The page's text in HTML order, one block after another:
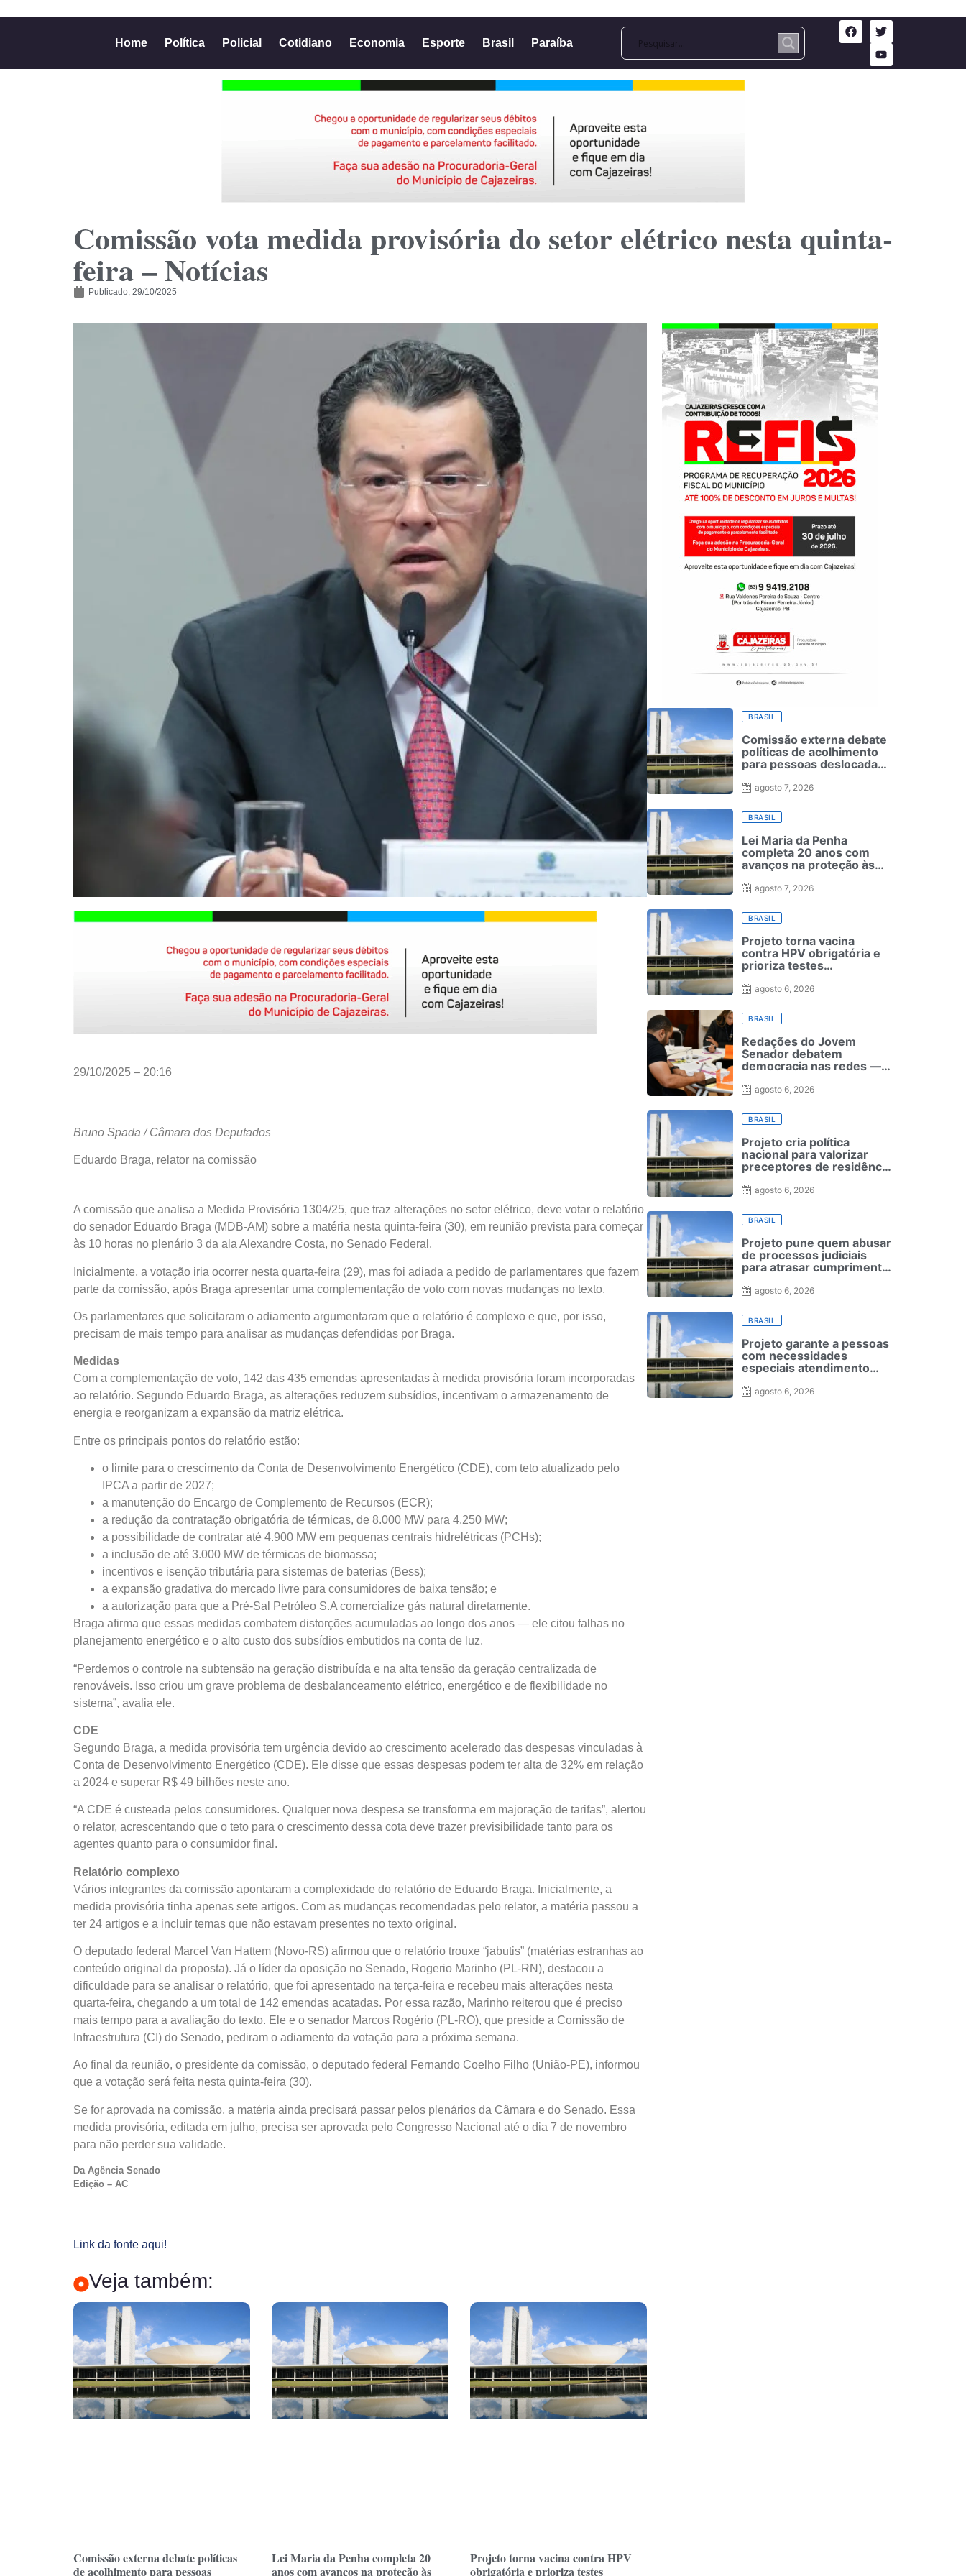
Home Política Policial Cotidiano Economia Esporte Brasil Paraíba
Comissão vota medida provisória do setor elétrico nesta quinta-
feira – Notícias
Publicado, 29/10/2025
29/10/2025 – 20:16
Bruno Spada / Câmara dos Deputados
Eduardo Braga, relator na comissão
A comissão que analisa a Medida Provisória 1304/25, que traz alterações no setor elétrico, deve votar o relatório
do senador Eduardo Braga (MDB-AM) sobre a matéria nesta quinta-feira (30), em reunião prevista para começar
às 10 horas no plenário 3 da ala Alexandre Costa, no Senado Federal.
Inicialmente, a votação iria ocorrer nesta quarta-feira (29), mas foi adiada a pedido de parlamentares que fazem
parte da comissão, após Braga apresentar uma complementação de voto com novas mudanças no texto.
Os parlamentares que solicitaram o adiamento argumentaram que o relatório é complexo e que, por isso,
precisam de mais tempo para analisar as mudanças defendidas por Braga.
Medidas
Com a complementação de voto, 142 das 435 emendas apresentadas à medida provisória foram incorporadas
ao relatório. Segundo Eduardo Braga, as alterações reduzem subsídios, incentivam o armazenamento de
energia e reorganizam a expansão da matriz elétrica.
Entre os principais pontos do relatório estão:
o limite para o crescimento da Conta de Desenvolvimento Energético (CDE), com teto atualizado pelo
IPCA a partir de 2027;
a manutenção do Encargo de Complemento de Recursos (ECR);
a redução da contratação obrigatória de térmicas, de 8.000 MW para 4.250 MW;
a possibilidade de contratar até 4.900 MW em pequenas centrais hidrelétricas (PCHs);
a inclusão de até 3.000 MW de térmicas de biomassa;
incentivos e isenção tributária para sistemas de baterias (Bess);
a expansão gradativa do mercado livre para consumidores de baixa tensão; e
a autorização para que a Pré-Sal Petróleo S.A comercialize gás natural diretamente.
Braga afirma que essas medidas combatem distorções acumuladas ao longo dos anos — ele citou falhas no
planejamento energético e o alto custo dos subsídios embutidos na conta de luz.
“Perdemos o controle na subtensão na geração distribuída e na alta tensão da geração centralizada de
renováveis. Isso criou um grave problema de desbalanceamento elétrico, energético e de flexibilidade no
sistema”, avalia ele.
CDE
Segundo Braga, a medida provisória tem urgência devido ao crescimento acelerado das despesas vinculadas à
Conta de Desenvolvimento Energético (CDE). Ele disse que essas despesas podem ter alta de 32% em relação
a 2024 e superar R$ 49 bilhões neste ano.
“A CDE é custeada pelos consumidores. Qualquer nova despesa se transforma em majoração de tarifas”, alertou
o relator, acrescentando que o teto para o crescimento dessa cota deve trazer previsibilidade tanto para os
agentes quanto para o consumidor final.
Relatório complexo
Vários integrantes da comissão apontaram a complexidade do relatório de Eduardo Braga. Inicialmente, a
medida provisória tinha apenas sete artigos. Com as mudanças recomendadas pelo relator, a matéria passou a
ter 24 artigos e a incluir temas que não estavam presentes no texto original.
O deputado federal Marcel Van Hattem (Novo-RS) afirmou que o relatório trouxe “jabutis” (matérias estranhas ao
conteúdo original da proposta). Já o líder da oposição no Senado, Rogerio Marinho (PL-RN), destacou a
dificuldade para se analisar o relatório, que foi apresentado na terça-feira e recebeu mais alterações nesta
quarta-feira, chegando a um total de 142 emendas acatadas. Por essa razão, Marinho reiterou que é preciso
mais tempo para a avaliação do texto. Ele e o senador Marcos Rogério (PL-RO), que preside a Comissão de
Infraestrutura (CI) do Senado, pediram o adiamento da votação para a próxima semana.
Ao final da reunião, o presidente da comissão, o deputado federal Fernando Coelho Filho (União-PE), informou
que a votação será feita nesta quinta-feira (30).
Se for aprovada na comissão, a matéria ainda precisará passar pelos plenários da Câmara e do Senado. Essa
medida provisória, editada em julho, precisa ser aprovada pelo Congresso Nacional até o dia 7 de novembro
para não perder sua validade.
Da Agência Senado
Edição – AC
Link da fonte aqui!
Veja também:
Comissão externa debate políticas
de acolhimento para pessoas
Lei Maria da Penha completa 20
anos com avanços na proteção às
Projeto torna vacina contra HPV
obrigatória e prioriza testes
BRASIL
Comissão externa debate
políticas de acolhimento
para pessoas deslocadas
agosto 7, 2026
BRASIL
Lei Maria da Penha
completa 20 anos com
avanços na proteção às
combate à violência
agosto 7, 2026
BRASIL
Projeto torna vacina
contra HPV obrigatória e
prioriza testes
de colo do útero
agosto 6, 2026
BRASIL
Redações do Jovem
Senador debatem
democracia nas redes —
agosto 6, 2026
BRASIL
Projeto cria política
nacional para valorizar
preceptores de residência
agosto 6, 2026
BRASIL
Projeto pune quem abusar
de processos judiciais
para atrasar cumprimento
agosto 6, 2026
BRASIL
Projeto garante a pessoas
com necessidades
especiais atendimento
para ensino superior
agosto 6, 2026